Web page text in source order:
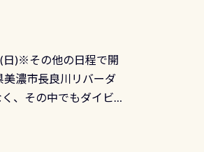
して調べます ●給気バ
気バルブ」のオーバ
スーツに空気が入り
ってください！！ ●
日)※その他の日程で開
濃市長良川リバーダ
、その中でもダイビ